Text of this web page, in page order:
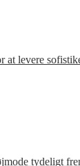
levere
tydeligt